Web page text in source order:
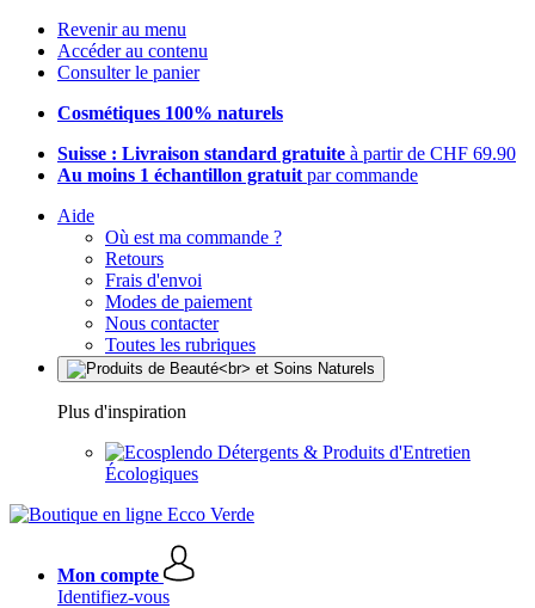
Revenir au menu
Accéder au contenu
Consulter le panier
Cosmétiques 100% naturels
Suisse : Livraison standard gratuite à partir de CHF 69.90
Au moins 1 échantillon gratuit par commande
Aide
Où est ma commande ?
Retours
Frais d'envoi
Modes de paiement
Nous contacter
Toutes les rubriques
Plus d'inspiration
Détergents & Produits d'Entretien
Écologiques
Mon compte
Identifiez-vous